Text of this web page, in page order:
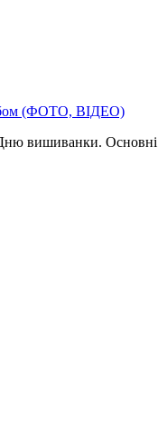
вишиванки.